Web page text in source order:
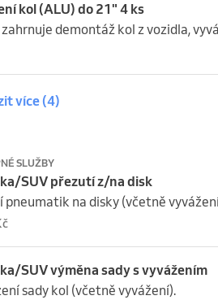
kol (ALU) do 21" 4 ks
demontáž kol z vozidla,
více(4)
SLUŽBY
SUV přezutí z/na disk
pneumatik na disky (včetně
SUV výměna sady s vyvážením
sady kol (včetně vyvážení).